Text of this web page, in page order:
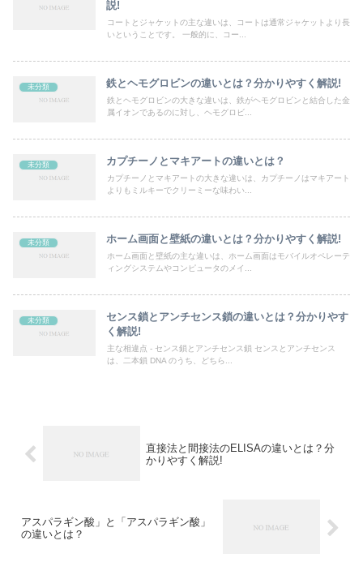
説!
コートとジャケットの主な違いは、コートは通常ジャケットより長
いということです。 一般的に、コー...
未分類 鉄とヘモグロビンの違いとは？分かりやすく解説!
鉄とヘモグロビンの大きな違いは、鉄がヘモグロビンと結合した金
属イオンであるのに対し、ヘモグロビ...
未分類 カプチーノとマキアートの違いとは？
カプチーノとマキアートの大きな違いは、カプチーノはマキアート
よりもミルキーでクリーミーな味わい...
未分類 ホーム画面と壁紙の違いとは？分かりやすく解説!
ホーム画面と壁紙の主な違いは、ホーム画面はモバイルオペレーテ
ィングシステムやコンピュータのメイ...
未分類
センス鎖とアンチセンス鎖の違いとは？分かりやす
く解説!
主な相違点 - センス鎖とアンチセンス鎖 センスとアンチセンス
は、二本鎖 DNA のうち、どちら...
直接法と間接法のELISAの違いとは？分
かりやすく解説!
アスパラギン酸」と「アスパラギン酸」
の違いとは？